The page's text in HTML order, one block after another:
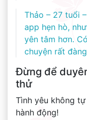
Thảo – 27 tuổi
app hẹn hò,
yên tâm hơn.
chuyện rất
Đừng để
thử
Tình yêu không
hành động!